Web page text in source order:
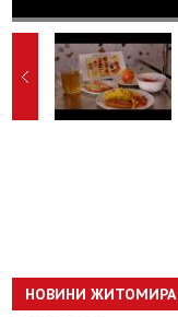
НОВИНИ ЖИТОМИРА